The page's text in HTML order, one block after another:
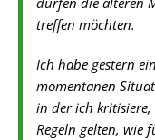
treffen möchten.
Ich habe gestern
momentanen
in der ich kritisiere,
Regeln gelten, wie